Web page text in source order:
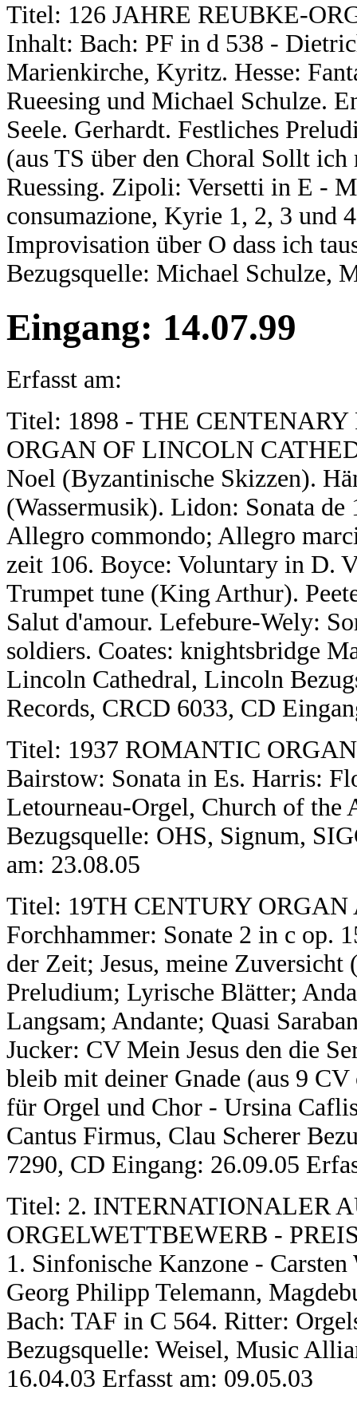
Titel: 126 JAHRE REUBKE-
Inhalt: Bach: PF in d 538 -
Marienkirche, Kyritz. Hesse:
Rueesing und Michael Schulze.
Seele. Gerhardt. Festliches
(aus TS über den Choral Sollt
Ruessing. Zipoli: Versetti in E -
consumazione, Kyrie 1, 2, 3 und
Improvisation über O dass ich
Bezugsquelle: Michael Schulze,
Eingang: 14.07.99
Erfasst am:
Titel: 1898 - THE
ORGAN OF LINCOLN
Noel (Byzantinische Skizzen).
(Wassermusik). Lidon: Sonata
Allegro commondo; Allegro
zeit 106. Boyce: Voluntary in D.
Trumpet tune (King Arthur).
Salut d'amour. Lefebure-Wely:
soldiers. Coates: knightsbridge
Lincoln Cathedral, Lincoln
Records, CRCD 6033, CD
Titel: 1937 ROMANTIC
Bairstow: Sonata in Es. Harris:
Letourneau-Orgel, Church of the
Bezugsquelle: OHS, Signum,
am: 23.08.05
Titel: 19TH CENTURY
Forchhammer: Sonate 2 in c op.
der Zeit; Jesus, meine
Preludium; Lyrische Blätter;
Langsam; Andante; Quasi
Jucker: CV Mein Jesus den die
bleib mit deiner Gnade (aus 9
für Orgel und Chor - Ursina
Cantus Firmus, Clau Scherer
7290, CD Eingang: 26.09.05
Titel: 2. INTERNATIONALER
ORGELWETTBEWERB -
1. Sinfonische Kanzone -
Georg Philipp Telemann,
Bach: TAF in C 564. Ritter:
Bezugsquelle: Weisel, Music
16.04.03 Erfasst am: 09.05.03